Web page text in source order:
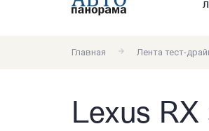
Главная Лента тест-
Lexus RX